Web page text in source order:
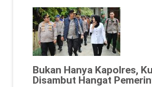
Bukan Hanya Kapolres,
Disambut Hangat